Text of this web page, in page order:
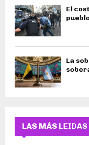
El
La
LAS MÁS LEIDAS